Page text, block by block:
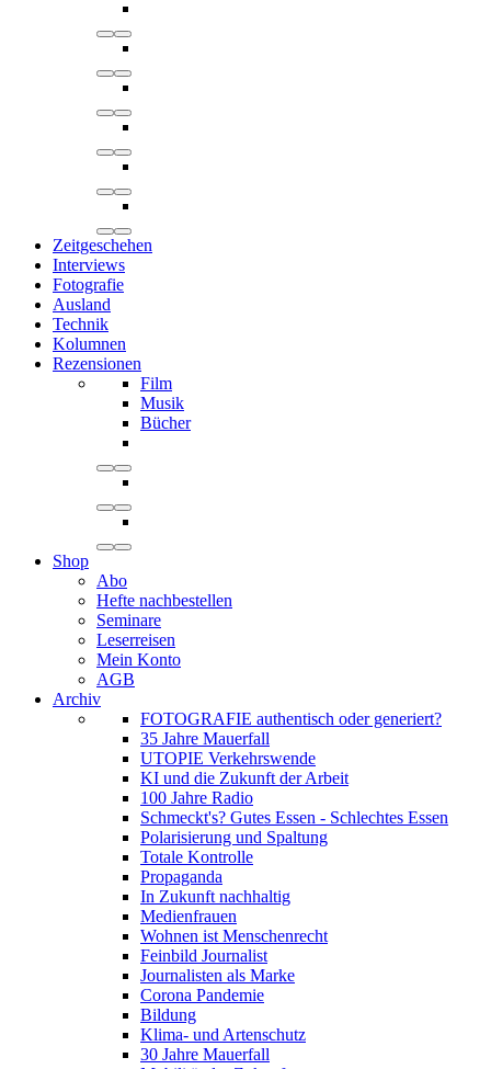
Zeitgeschehen
Interviews
Fotografie
Ausland
Technik
Kolumnen
Rezensionen
Film
Musik
Bücher
Shop
Abo
Hefte nachbestellen
Seminare
Leserreisen
Mein Konto
AGB
Archiv
FOTOGRAFIE authentisch oder generiert?
35 Jahre Mauerfall
UTOPIE Verkehrswende
KI und die Zukunft der Arbeit
100 Jahre Radio
Schmeckt's? Gutes Essen - Schlechtes Essen
Polarisierung und Spaltung
Totale Kontrolle
Propaganda
In Zukunft nachhaltig
Medienfrauen
Wohnen ist Menschenrecht
Feinbild Journalist
Journalisten als Marke
Corona Pandemie
Bildung
Klima- und Artenschutz
30 Jahre Mauerfall